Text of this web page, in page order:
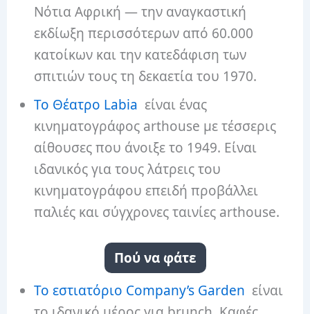
Νότια Αφρική — την αναγκαστική
εκδίωξη περισσότερων από 60.000
κατοίκων και την κατεδάφιση των
σπιτιών τους τη δεκαετία του 1970.
Το Θέατρο Labia είναι ένας
κινηματογράφος arthouse με τέσσερις
αίθουσες που άνοιξε το 1949. Είναι
ιδανικός για τους λάτρεις του
κινηματογράφου επειδή προβάλλει
παλιές και σύγχρονες ταινίες arthouse.
Πού να φάτε
Το εστιατόριο Company’s Garden είναι